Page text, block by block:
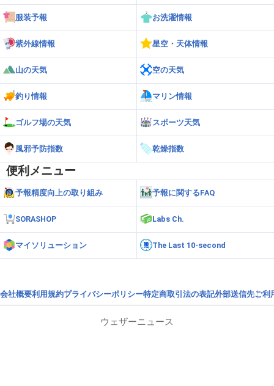
服装予報 お洗濯情報
紫外線情報 星空・天体情報
山の天気 空の天気
釣り情報 マリン情報
ゴルフ場の天気 スポーツ天気
風邪予防指数 乾燥指数
便利メニュー
予報精度向上の取り組み 予報に関するFAQ
SORASHOP Labs Ch.
マイソリューション The Last 10-second
会社概要利用規約プライバシーポリシー特定商取引法の表記外部送信先ご利
ウェザーニュース